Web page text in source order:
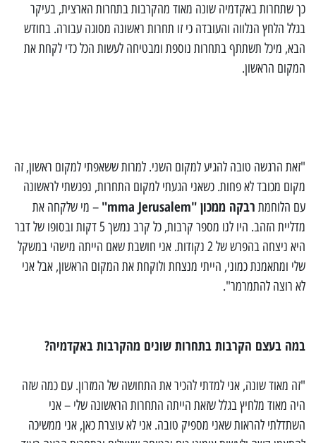
כך שתחרות באקדמיה שונה מאוד מהקרבות בתחרות הארצית, בעיקר
בגלל הלחץ הנלווה והעובדה כי זו תחרות ראשונה מסוגה עבורה. בחודש
הבא, מיכל תשתתף בתחרות נוספת ומבטיחה לעשות הכל כדי לקחת את
המקום הראשון.
"זאת הרגשה טובה להגיע למקום השני. למרות ששאפתי למקום ראשון, זה
מקום מכובד לא פחות. כשאני הגעתי למקום התחרות, נפגשתי לראשונה
עם הלוחמת רבקה ממכון "mma Jerusalem"
– מי שלקחה את
מדליית הזהב
. היו לנו מספר קרבות, כל קרב נמשך 5 דקות ובסופו של דבר
היא ניצחה בהפרש של 2 נקודות. א
ני חושבת שאם הייתה מישהי במשקל
שלי ומתאמנת כמוני, הייתי מנצחת ולוקחת את המקום הראשון, אבל אני
לא רוצה להתמרמר".
במה בעצם הקרבות בתחרות שונים מהקרבות באקדמיה?
"זה מאוד שונה, אני למדתי להכיר את התחושה של המזרון. עם כמה שזה
היה מאוד מלחיץ בגלל שזאת הייתה התחרות הראשונה שלי – אני
השתדלתי להראות שאני מספיק טובה. אני לא עוצרת כאן, אני ממשיכה